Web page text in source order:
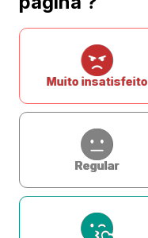
Muito insatisfeito
Regular